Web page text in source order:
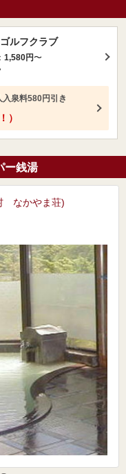
ルフクラブ
1,580円〜
入泉料580円引き
）
ー銭湯
なかやま荘)